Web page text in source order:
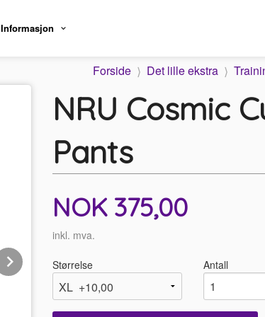
Informasjon
Forside Det lille ekstra
Next
NRU Cosmic
Pants
Pris
NOK 375,00
inkl. mva.
Størrelse Antall